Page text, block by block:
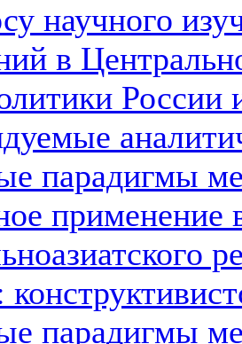
научного
в
России
парадигмы
применение
парадигмы